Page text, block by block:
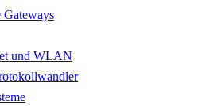
und WLAN